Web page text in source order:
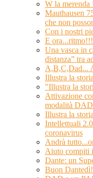
W la
Mauthausen
che non
Con i nostri
E ora...ritmo!!!
Una vasca in
distanza” tra
A,B,C,Dad...
Illustra la
"Illustra la
Attivazione
modalità DAD
Illustra la
Intellettuali
coronavirus
Andrà
Aiuto compiti
Dante: un
Buon Dantedì!